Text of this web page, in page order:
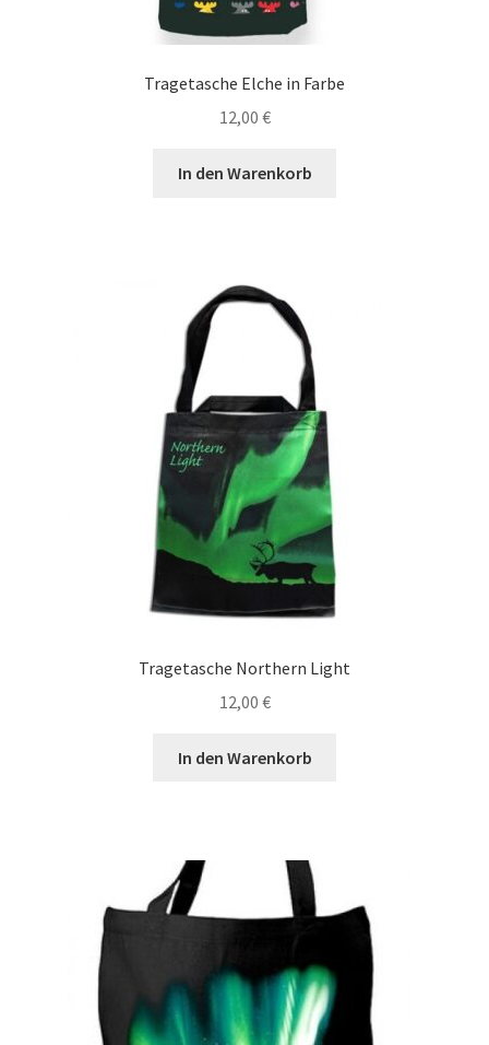
Tragetasche Elche in Farbe
12,00 €
In den Warenkorb
Tragetasche Northern Light
12,00 €
In den Warenkorb